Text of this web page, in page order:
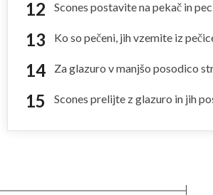
Scones postavite na pekač in
Ko so pečeni, jih vzemite iz
Za glazuro v manjšo posodico
Scones prelijte z glazuro in jih